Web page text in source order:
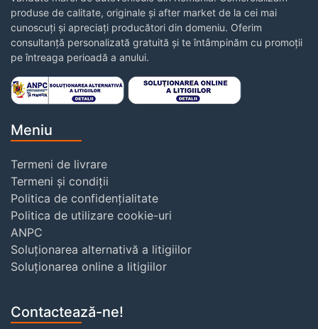
produse de calitate, originale și after market de la cei mai
cunoscuți și apreciați producători din domeniu. Oferim
consultanță personalizată gratuită și te întâmpinăm cu promoții
pe întreaga perioadă a anului.
Meniu
Termeni de livrare
Termeni și condiții
Politica de confidențialitate
Politica de utilizare cookie-uri
ANPC
Soluționarea alternativă a litigiilor
Soluționarea online a litigiilor
Contactează-ne!